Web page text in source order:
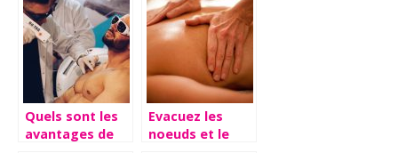
calvitie et
l’alopécie
?
Quels sont les
avantages de
Evacuez les
noeuds et le